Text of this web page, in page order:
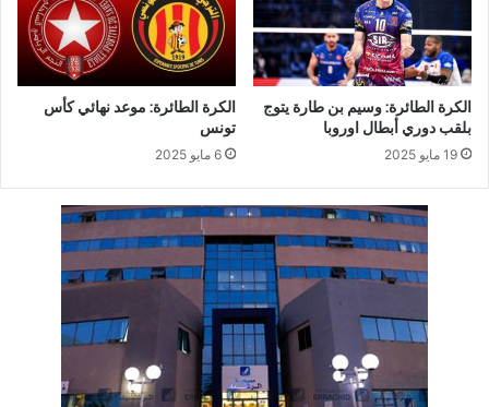
الكرة الطائرة: وسيم بن طارة يتوج
بلقب دوري أبطال اوروبا
19 مايو 2025
الكرة الطائرة: موعد نهائي كأس
تونس
6 مايو 2025